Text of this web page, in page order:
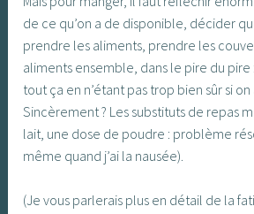
de ce qu’on a de disponible, décider
prendre les aliments, prendre les
aliments ensemble, dans le pire du pire
tout ça en n’étant pas trop bien sûr si on
Sincèrement ? Les substituts de repas
lait, une dose de poudre : problème
même quand j’ai la nausée).
(Je vous parlerais plus en détail de la